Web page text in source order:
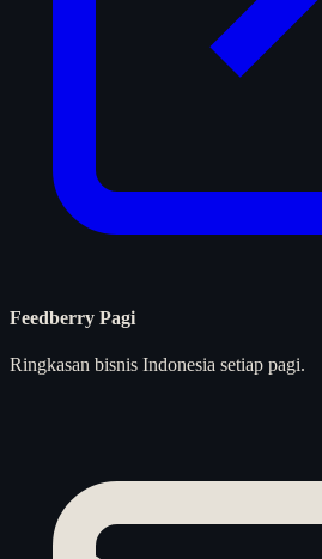
Feedberry Pagi
Ringkasan bisnis Indonesia setiap pagi.